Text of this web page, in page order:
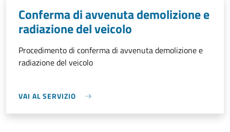
Conferma di avvenuta demolizione e
radiazione del veicolo
Procedimento di conferma di avvenuta demolizione e
radiazione del veicolo
VAI AL SERVIZIO